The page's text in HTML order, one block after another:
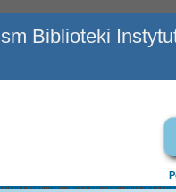
Biblioteki